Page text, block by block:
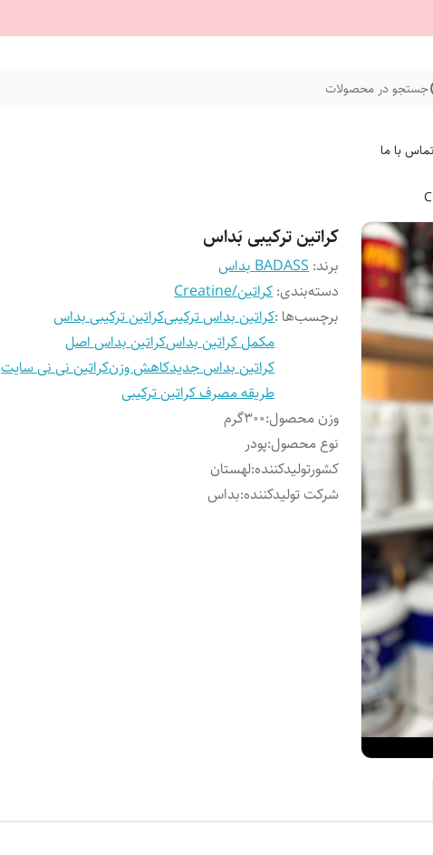
جستجو در محصولات
تماس با ما
کراتین ترکیبی بَداس
برند:BADASS بداس
دسته‌بندی:کراتین/Creatine
برچسب‌ها :کراتین بداس ترکیبیکراتین ترکیبی بداس
مکمل کراتین بداسکراتین بداس اصل
کراتین بداس جدیدکاهش وزنکراتین نی نی سایت
طریقه مصرف کراتین ترکیبی
وزن محصول:300گرم
نوع محصول:پودر
کشورتولیدکننده:لهستان
شرکت تولیدکننده:بداس